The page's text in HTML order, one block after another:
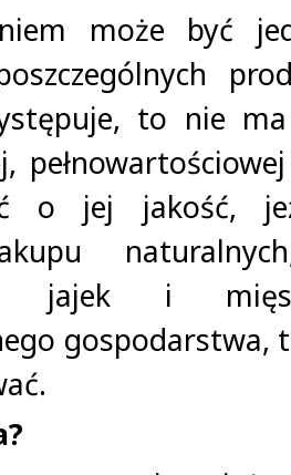
może być
to nie ma
o jej jakość,
jajek i mięs
gospodarstwa,